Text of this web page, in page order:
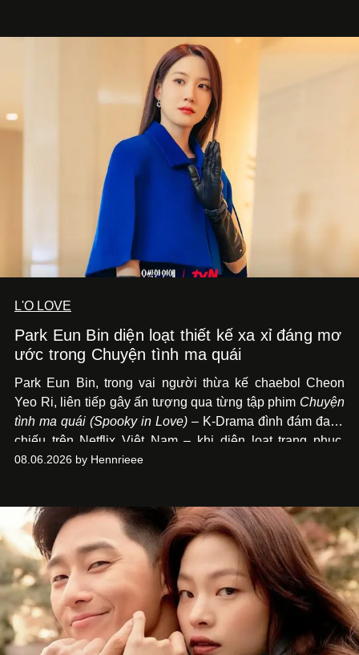
L'O LOVE
Park Eun Bin diện loạt thiết kế xa xỉ đáng mơ
ước trong Chuyện tình ma quái
Park Eun Bin, trong vai người thừa kế chaebol Cheon
Yeo Ri, liên tiếp gây ấn tượng qua từng tập phim Chuyện
tình ma quái (Spooky in Love) – K-Drama đình đám đang
chiếu trên Netflix Việt Nam – khi diện loạt trang phục,
đồng hồ & trang sức xa xỉ tương xứng với địa vị trên màn
08.06.2026 by Hennrieee